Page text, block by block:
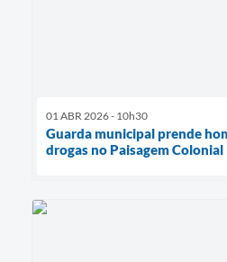
01 ABR 2026 - 10h30
Guarda municipal prende
drogas no Paisagem Colonial